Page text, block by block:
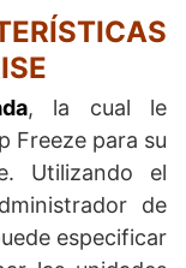
, la cual le
Freeze para su
Utilizando el
de
especificar